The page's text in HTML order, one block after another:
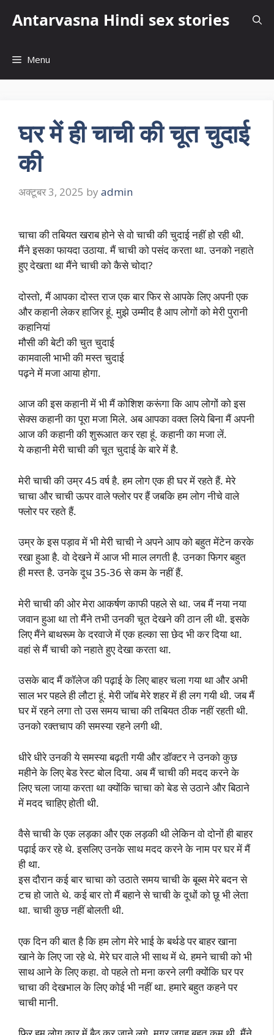
Antarvasna Hindi sex stories
Menu
घर में ही चाची की चूत चुदाई
की
अक्टूबर 3, 2025 by admin
चाचा की तबियत खराब होने से वो चाची की चुदाई नहीं हो रही थी.
मैंने इसका फायदा उठाया. मैं चाची को पसंद करता था. उनको नहाते
हुए देखता था मैंने चाची को कैसे चोदा?
दोस्तो, मैं आपका दोस्त राज एक बार फिर से आपके लिए अपनी एक
और कहानी लेकर हाजिर हूं. मुझे उम्मीद है आप लोगों को मेरी पुरानी
कहानियां
मौसी की बेटी की चुत चुदाई
कामवाली भाभी की मस्त चुदाई
पढ़ने में मजा आया होगा.
आज की इस कहानी में भी मैं कोशिश करूंगा कि आप लोगों को इस
सेक्स कहानी का पूरा मजा मिले. अब आपका वक्त लिये बिना मैं अपनी
आज की कहानी की शुरूआत कर रहा हूं. कहानी का मजा लें.
ये कहानी मेरी चाची की चूत चुदाई के बारे में है.
मेरी चाची की उम्र 45 वर्ष है. हम लोग एक ही घर में रहते हैं. मेरे
चाचा और चाची ऊपर वाले फ्लोर पर हैं जबकि हम लोग नीचे वाले
फ्लोर पर रहते हैं.
उम्र के इस पड़ाव में भी मेरी चाची ने अपने आप को बहुत मेंटेन करके
रखा हुआ है. वो देखने में आज भी माल लगती है. उनका फिगर बहुत
ही मस्त है. उनके दूध 35-36 से कम के नहीं हैं.
मेरी चाची की ओर मेरा आकर्षण काफी पहले से था. जब मैं नया नया
जवान हुआ था तो मैंने तभी उनकी चूत देखने की ठान ली थी. इसके
लिए मैंने बाथरूम के दरवाजे में एक हल्का सा छेद भी कर दिया था.
वहां से मैं चाची को नहाते हुए देखा करता था.
उसके बाद मैं कॉलेज की पढ़ाई के लिए बाहर चला गया था और अभी
साल भर पहले ही लौटा हूं. मेरी जॉब मेरे शहर में ही लग गयी थी. जब मैं
घर में रहने लगा तो उस समय चाचा की तबियत ठीक नहीं रहती थी.
उनको रक्तचाप की समस्या रहने लगी थी.
धीरे धीरे उनकी ये समस्या बढ़ती गयी और डॉक्टर ने उनको कुछ
महीने के लिए बेड रेस्ट बोल दिया. अब मैं चाची की मदद करने के
लिए चला जाया करता था क्योंकि चाचा को बेड से उठाने और बिठाने
में मदद चाहिए होती थी.
वैसे चाची के एक लड़का और एक लड़की थी लेकिन वो दोनों ही बाहर
पढ़ाई कर रहे थे. इसलिए उनके साथ मदद करने के नाम पर घर में मैं
ही था.
इस दौरान कई बार चाचा को उठाते समय चाची के बूब्स मेरे बदन से
टच हो जाते थे. कई बार तो मैं बहाने से चाची के दूधों को छू भी लेता
था. चाची कुछ नहीं बोलती थी.
एक दिन की बात है कि हम लोग मेरे भाई के बर्थडे पर बाहर खाना
खाने के लिए जा रहे थे. मेरे घर वाले भी साथ में थे. हमने चाची को भी
साथ आने के लिए कहा. वो पहले तो मना करने लगी क्योंकि घर पर
चाचा की देखभाल के लिए कोई भी नहीं था. हमारे बहुत कहने पर
चाची मानी.